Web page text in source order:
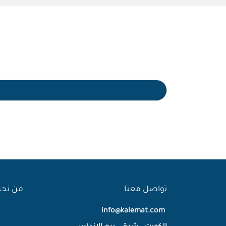
تواصل معنا
info@kalemat.com
من